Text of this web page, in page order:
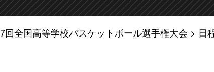
全国高等学校バスケットボール選手権大会 日